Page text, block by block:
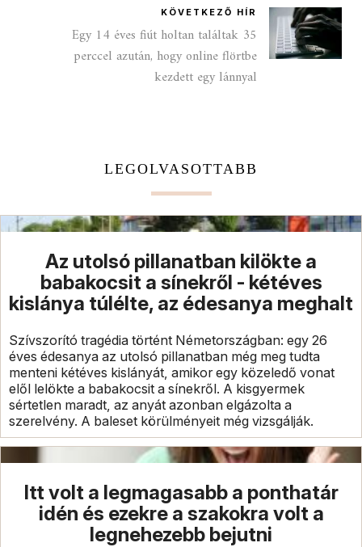
KÖVETKEZŐ HÍR
Egy 14 éves fiút holtan találtak 35
perccel azután, hogy online flörtbe
kezdett egy lánnyal
LEGOLVASOTTABB
Az utolsó pillanatban kilökte a
babakocsit a sínekről - kétéves
kislánya túlélte, az édesanya meghalt
Szívszorító tragédia történt Németországban: egy 26
éves édesanya az utolsó pillanatban még meg tudta
menteni kétéves kislányát, amikor egy közeledő vonat
elől lelökte a babakocsit a sínekről. A kisgyermek
sértetlen maradt, az anyát azonban elgázolta a
szerelvény. A baleset körülményeit még vizsgálják.
Itt volt a legmagasabb a ponthatár
idén és ezekre a szakokra volt a
legnehezebb bejutni